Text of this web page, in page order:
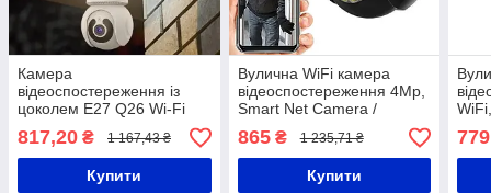
Камера
відеоспостереження із
цоколем Е27 Q26 Wi-Fi
Біла
817,20 ₴ 1 167,43 ₴
Купити
Вулична WiFi камера
відеоспостереження 4Mp,
Smart Net Camera /
Поворотна IP камера з
віддаленим доступом
865₴ 1 235,71 ₴
Купити
779